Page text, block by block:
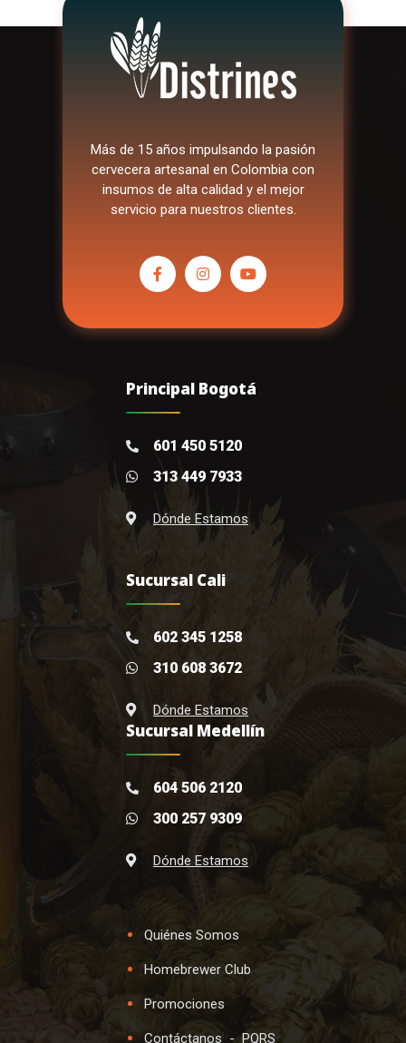
Más de 15 años impulsando la pasión
cervecera artesanal en Colombia con
insumos de alta calidad y el mejor
servicio para nuestros clientes.
Principal Bogotá
601 450 5120
313 449 7933
Dónde Estamos
Sucursal Cali
602 345 1258
310 608 3672
Dónde Estamos
Sucursal Medellín
604 506 2120
300 257 9309
Dónde Estamos
Quiénes Somos
Homebrewer Club
Promociones
Contáctanos - PQRS